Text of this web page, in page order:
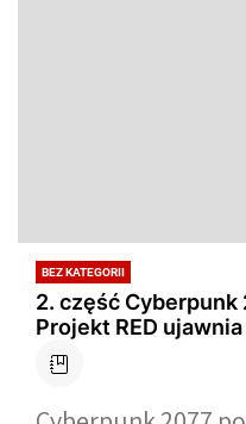
BEZ KATEGORII
2. część
Projekt RED